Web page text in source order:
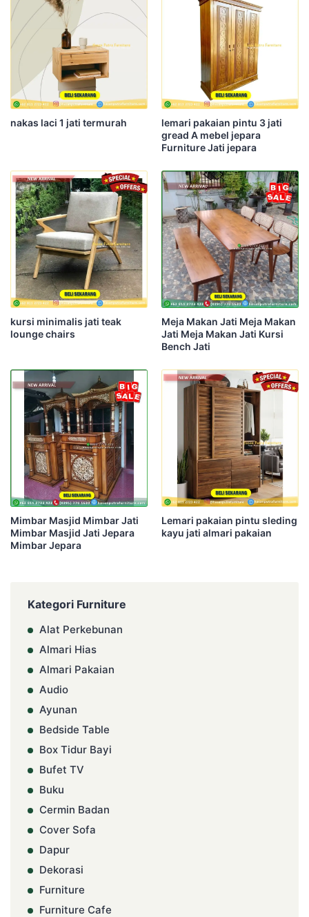
nakas laci 1 jati termurah
lemari pakaian pintu 3 jati
gread A mebel jepara
Furniture Jati jepara
kursi minimalis jati teak
lounge chairs
Meja Makan Jati Meja Makan
Jati Meja Makan Jati Kursi
Bench Jati
Mimbar Masjid Mimbar Jati
Mimbar Masjid Jati Jepara
Mimbar Jepara
Lemari pakaian pintu sleding
kayu jati almari pakaian
Kategori Furniture
Alat Perkebunan
Almari Hias
Almari Pakaian
Audio
Ayunan
Bedside Table
Box Tidur Bayi
Bufet TV
Buku
Cermin Badan
Cover Sofa
Dapur
Dekorasi
Furniture
Furniture Cafe